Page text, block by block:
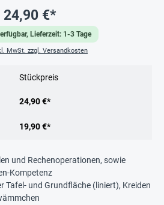
Lieferzeit: 1-3 Tage
24,90 €*
MwSt. zzgl. Versandkosten
Stückpreis
24,90 €*
19,90 €*
und Rechenoperationen, sowie
Kompetenz
Tafel- und Grundfläche (liniert), Kreiden